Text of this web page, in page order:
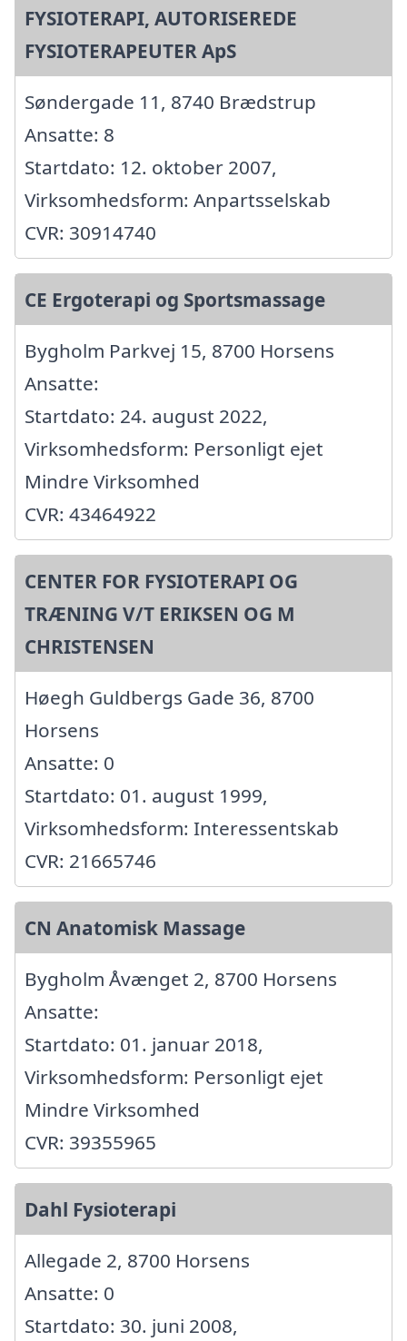
FYSIOTERAPI, AUTORISEREDE
FYSIOTERAPEUTER ApS
Søndergade 11, 8740 Brædstrup
Ansatte: 8
Startdato: 12. oktober 2007,
Virksomhedsform: Anpartsselskab
CVR: 30914740
CE Ergoterapi og Sportsmassage
Bygholm Parkvej 15, 8700 Horsens
Ansatte:
Startdato: 24. august 2022,
Virksomhedsform: Personligt ejet
Mindre Virksomhed
CVR: 43464922
CENTER FOR FYSIOTERAPI OG
TRÆNING V/T ERIKSEN OG M
CHRISTENSEN
Høegh Guldbergs Gade 36, 8700
Horsens
Ansatte: 0
Startdato: 01. august 1999,
Virksomhedsform: Interessentskab
CVR: 21665746
CN Anatomisk Massage
Bygholm Åvænget 2, 8700 Horsens
Ansatte:
Startdato: 01. januar 2018,
Virksomhedsform: Personligt ejet
Mindre Virksomhed
CVR: 39355965
Dahl Fysioterapi
Allegade 2, 8700 Horsens
Ansatte: 0
Startdato: 30. juni 2008,